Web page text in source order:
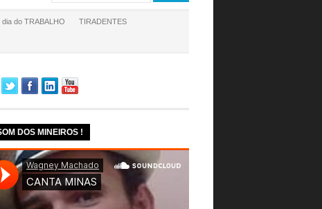
dia do TRABALHO TIRADENTES
DOS MINEIROS !